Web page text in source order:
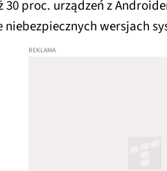
30 proc. urządzeń z
wersjach